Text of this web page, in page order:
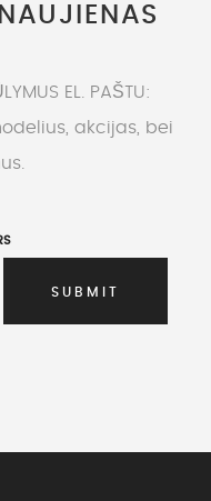
EL. PAŠTU:
akcijas, bei